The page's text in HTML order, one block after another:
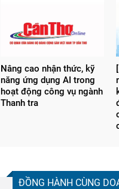
Nâng cao nhận thức, kỹ
năng ứng dụng AI trong
hoạt động công vụ ngành
Thanh tra
ĐỒNG HÀNH CÙNG